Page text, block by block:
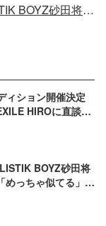
【写真】「ビリスク」で話題・BALLISTIK BOYZ砂田将宏、上裸姿で肉体美披露
ィション開催決定
HIROに直談判
BOYZ砂田将
っちゃ似てる」